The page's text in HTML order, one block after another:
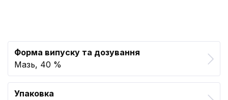
Форма випуску та дозування
Мазь, 40 %
Упаковка